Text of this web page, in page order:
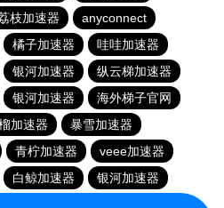
枝加速器
anyconnect
橘子加速器
哇哇加速器
银河加速器
纵云梯加速器
银河加速器
海外梯子官网
加速器
暴雪加速器
青柠加速器
veee加速器
白鲸加速器
银河加速器